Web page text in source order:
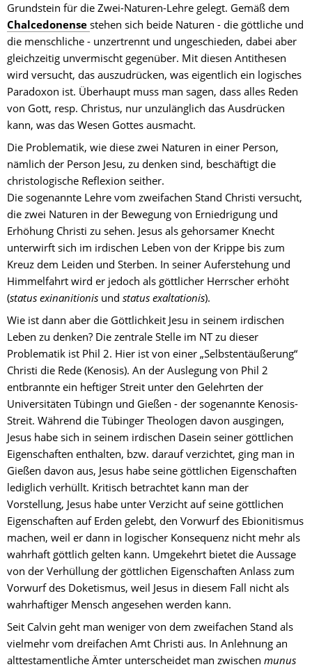
Chalcedonense stehen sich beide Naturen - die göttliche und
die menschliche - unzertrennt und ungeschieden, dabei aber
gleichzeitig unvermischt gegenüber. Mit diesen Antithesen
wird versucht, das auszudrücken, was eigentlich ein logisches
Paradoxon ist. Überhaupt muss man sagen, dass alles Reden
von Gott, resp. Christus, nur unzulänglich das Ausdrücken
kann, was das Wesen Gottes ausmacht.
Die Problematik, wie diese zwei Naturen in einer Person,
nämlich der Person Jesu, zu denken sind, beschäftigt die
christologische Reflexion seither.
Die sogenannte Lehre vom zweifachen Stand Christi versucht,
die zwei Naturen in der Bewegung von Erniedrigung und
Erhöhung Christi zu sehen. Jesus als gehorsamer Knecht
unterwirft sich im irdischen Leben von der Krippe bis zum
Kreuz dem Leiden und Sterben. In seiner Auferstehung und
Himmelfahrt wird er jedoch als göttlicher Herrscher erhöht
(status exinanitionis und status exaltationis).
Wie ist dann aber die Göttlichkeit Jesu in seinem irdischen
Leben zu denken? Die zentrale Stelle im NT zu dieser
Problematik ist Phil 2. Hier ist von einer „Selbstentäußerung“
Christi die Rede (Kenosis). An der Auslegung von Phil 2
entbrannte ein heftiger Streit unter den Gelehrten der
Universitäten Tübingn und Gießen - der sogenannte Kenosis-
Streit. Während die Tübinger Theologen davon ausgingen,
Jesus habe sich in seinem irdischen Dasein seiner göttlichen
Eigenschaften enthalten, bzw. darauf verzichtet, ging man in
Gießen davon aus, Jesus habe seine göttlichen Eigenschaften
lediglich verhüllt. Kritisch betrachtet kann man der
Vorstellung, Jesus habe unter Verzicht auf seine göttlichen
Eigenschaften auf Erden gelebt, den Vorwurf des Ebionitismus
machen, weil er dann in logischer Konsequenz nicht mehr als
wahrhaft göttlich gelten kann. Umgekehrt bietet die Aussage
von der Verhüllung der göttlichen Eigenschaften Anlass zum
Vorwurf des Doketismus, weil Jesus in diesem Fall nicht als
wahrhaftiger Mensch angesehen werden kann.
Seit Calvin geht man weniger von dem zweifachen Stand als
vielmehr vom dreifachen Amt Christi aus. In Anlehnung an
alttestamentliche Ämter unterscheidet man zwischen munus